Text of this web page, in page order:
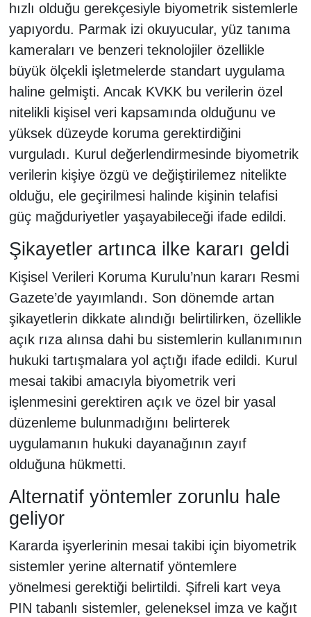
hızlı olduğu gerekçesiyle biyometrik sistemlerle
yapıyordu. Parmak izi okuyucular, yüz tanıma
kameraları ve benzeri teknolojiler özellikle
büyük ölçekli işletmelerde standart uygulama
haline gelmişti. Ancak KVKK bu verilerin özel
nitelikli kişisel veri kapsamında olduğunu ve
yüksek düzeyde koruma gerektirdiğini
vurguladı. Kurul değerlendirmesinde biyometrik
verilerin kişiye özgü ve değiştirilemez nitelikte
olduğu, ele geçirilmesi halinde kişinin telafisi
güç mağduriyetler yaşayabileceği ifade edildi.
Şikayetler artınca ilke kararı geldi
Kişisel Verileri Koruma Kurulu’nun kararı Resmi
Gazete’de yayımlandı. Son dönemde artan
şikayetlerin dikkate alındığı belirtilirken, özellikle
açık rıza alınsa dahi bu sistemlerin kullanımının
hukuki tartışmalara yol açtığı ifade edildi. Kurul
mesai takibi amacıyla biyometrik veri
işlenmesini gerektiren açık ve özel bir yasal
düzenleme bulunmadığını belirterek
uygulamanın hukuki dayanağının zayıf
olduğuna hükmetti.
Alternatif yöntemler zorunlu hale
geliyor
Kararda işyerlerinin mesai takibi için biyometrik
sistemler yerine alternatif yöntemlere
yönelmesi gerektiği belirtildi. Şifreli kart veya
PIN tabanlı sistemler, geleneksel imza ve kağıt